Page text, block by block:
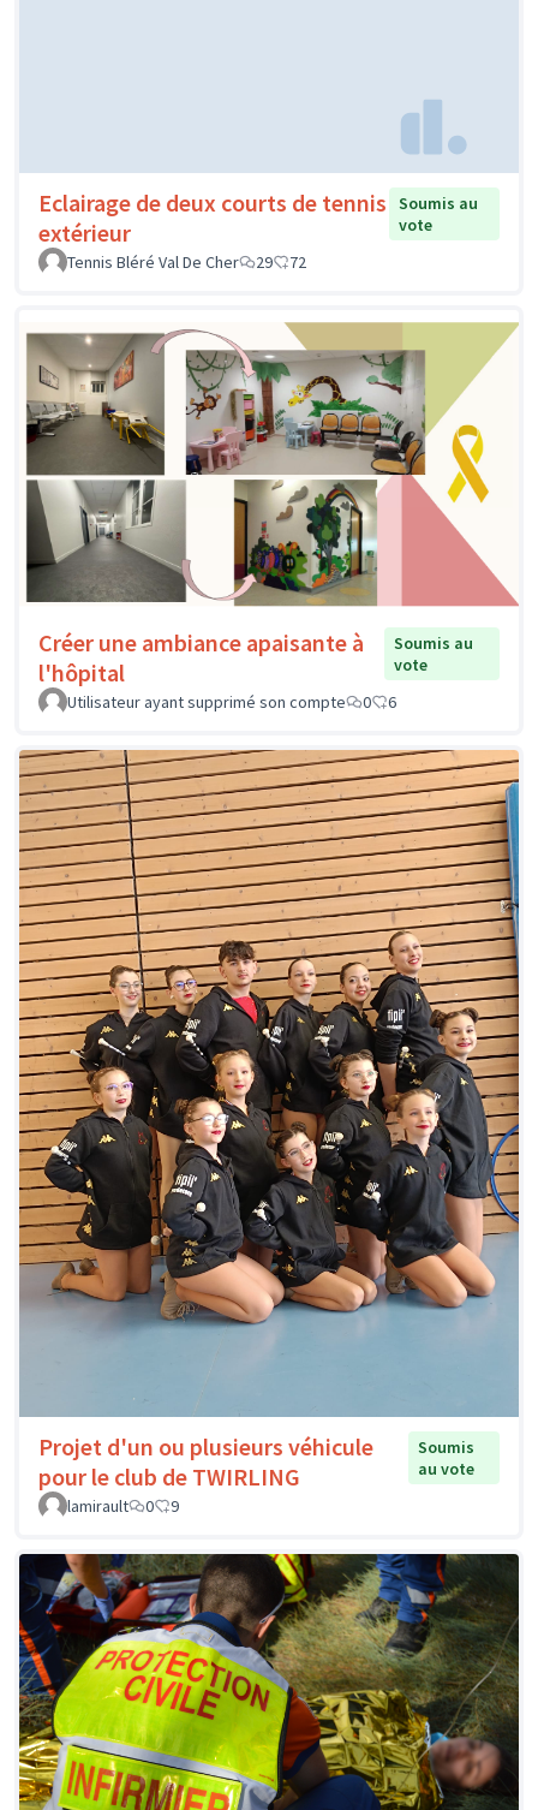
Eclairage de deux courts de tennis
extérieur
Soumis au
vote
Tennis Bléré Val De Cher
29 72
Créer une ambiance apaisante à
l'hôpital
Soumis au
vote
Utilisateur ayant supprimé son compte
0 6
Projet d'un ou plusieurs véhicule
pour le club de TWIRLING
Soumis
au vote
lamirault
0 9